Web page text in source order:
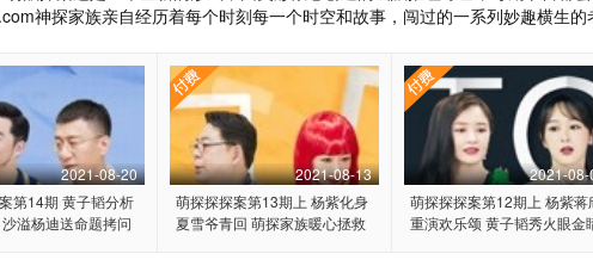
神探家族亲自经历着每个时刻每一个时空和故事，闯过的一系列妙趣横生
2021-08-20
第14期 黄子韬分析
溢杨迪送命题拷问
2021-08-13
萌探探探案第13期上 杨紫化身
夏雪爷青回 萌探家族暖心拯救
2021-08-
萌探探探案第12期上 杨紫蒋
重演欢乐颂 黄子韬秀火眼金